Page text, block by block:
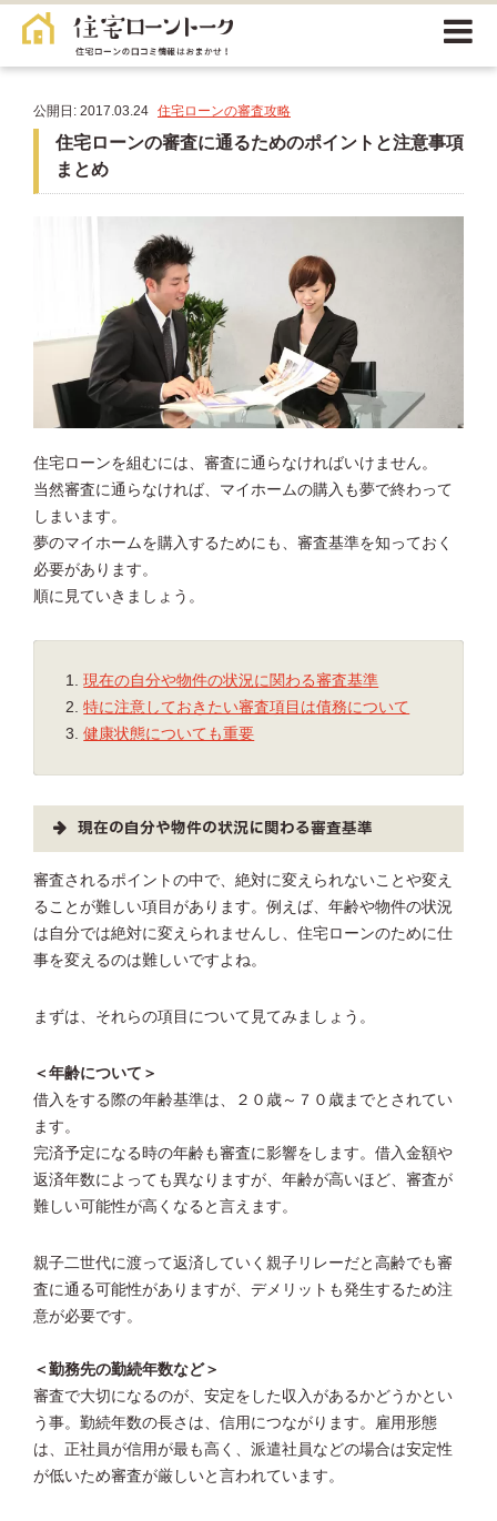
公開日: 2017.03.24 住宅ローンの審査攻略
住宅ローンの審査に通るためのポイントと注意事項
まとめ
住宅ローンを組むには、審査に通らなければいけません。
当然審査に通らなければ、マイホームの購入も夢で終わって
しまいます。
夢のマイホームを購入するためにも、審査基準を知っておく
必要があります。
順に見ていきましょう。
現在の自分や物件の状況に関わる審査基準
特に注意しておきたい審査項目は債務について
健康状態についても重要
現在の自分や物件の状況に関わる審査基準
審査されるポイントの中で、絶対に変えられないことや変え
ることが難しい項目があります。例えば、年齢や物件の状況
は自分では絶対に変えられませんし、住宅ローンのために仕
事を変えるのは難しいですよね。
まずは、それらの項目について見てみましょう。
＜年齢について＞
借入をする際の年齢基準は、２０歳～７０歳までとされてい
ます。
完済予定になる時の年齢も審査に影響をします。借入金額や
返済年数によっても異なりますが、年齢が高いほど、審査が
難しい可能性が高くなると言えます。
親子二世代に渡って返済していく親子リレーだと高齢でも審
査に通る可能性がありますが、デメリットも発生するため注
意が必要です。
＜勤務先の勤続年数など＞
審査で大切になるのが、安定をした収入があるかどうかとい
う事。勤続年数の長さは、信用につながります。雇用形態
は、正社員が信用が最も高く、派遣社員などの場合は安定性
が低いため審査が厳しいと言われています。